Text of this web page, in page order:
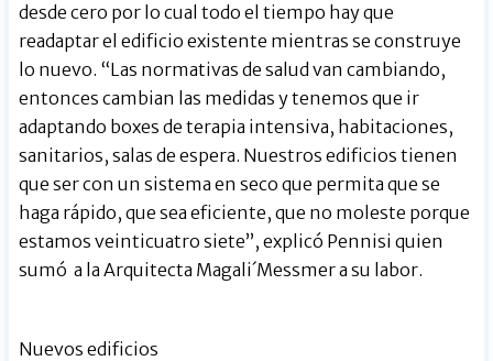
desde cero por lo cual todo el tiempo hay que
readaptar el edificio existente mientras se construye
lo nuevo. “Las normativas de salud van cambiando,
entonces cambian las medidas y tenemos que ir
adaptando boxes de terapia intensiva, habitaciones,
sanitarios, salas de espera. Nuestros edificios tienen
que ser con un sistema en seco que permita que se
haga rápido, que sea eficiente, que no moleste porque
estamos veinticuatro siete”, explicó Pennisi quien
sumó a la Arquitecta Magali´Messmer a su labor.
Nuevos edificios